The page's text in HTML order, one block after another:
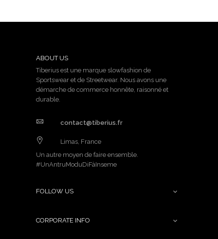
ABOUT US
Tiberius est une marque slowfashion de
Sportswear et de Streetwear. Nous avons une
démarche de commerce honnête, raisonné et
durable.
contact@tiberius.fr
Limas, France
Un autre moyen de faire ensemble.
#UnAntruModuDiFàInseme
FOLLOW US 
CORPORATE INFO 